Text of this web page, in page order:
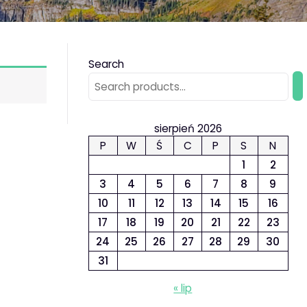
Search
sierpień 2026
P
W Ś C P S
N
1
2
3
4 5 6 7 8
9
10
11 12 13 14 15
16
17
18 19 20 21 22
23
24
25 26 27 28 29
30
31
« lip